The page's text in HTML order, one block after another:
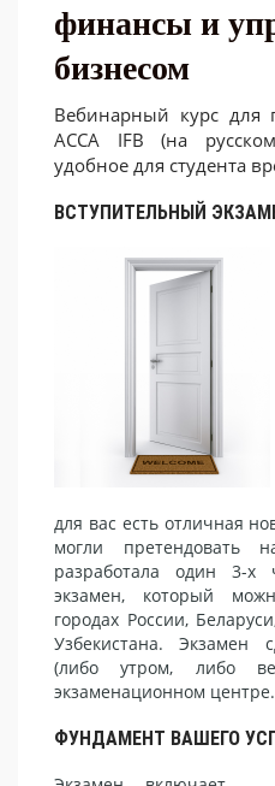
финансы и
бизнесом
Вебинарный курс для
ACCA IFB (на
удобное для студента
ВСТУПИТЕЛЬНЫЙ
для вас есть отличная
могли претендовать
разработала один 3-х
экзамен, который
городах России,
Узбекистана. Экзамен
(либо утром, либо
экзаменационном
ФУНДАМЕНТ ВАШЕГО